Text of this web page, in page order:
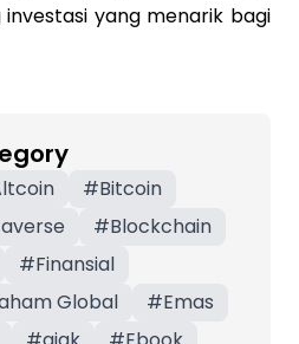
yang menarik bagi
#Bitcoin
#Blockchain
#Finansial
Global #Emas